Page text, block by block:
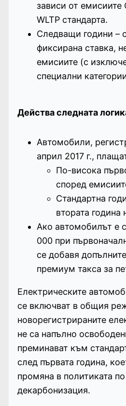
зависи от емисиите
WLTP стандарта.
Следващи години –
фиксирана ставка,
емисиите (с
специални
Действа следната
Автомобили,
април 2017 г.,
По-висока
според
Стандартна
втората година
Ако автомобилът е
000 при
се добавя
премиум такса за
Електрическите
се включват в общия
новорегистрираните
не са напълно
преминават към
след първата година,
промяна в политиката по
декарбонизация.